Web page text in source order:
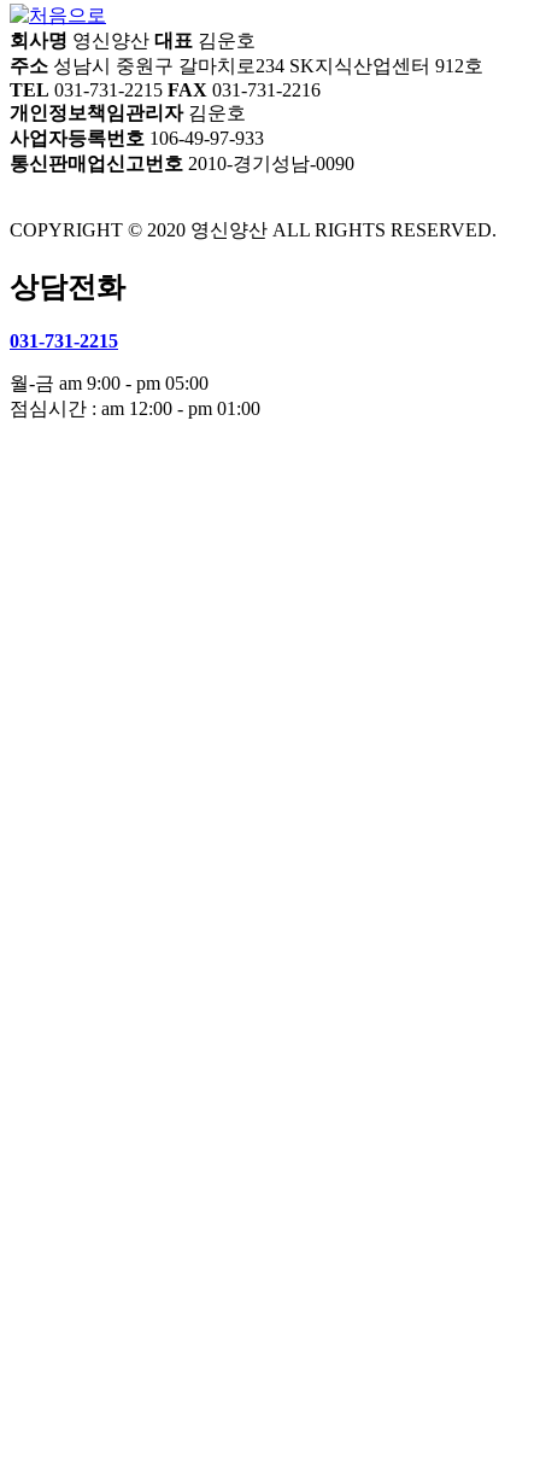
회사명 영신양산 대표 김운호
주소 성남시 중원구 갈마치로234 SK지식산업센터 912호
TEL 031-731-2215 FAX 031-731-2216
개인정보책임관리자김운호
사업자등록번호 106-49-97-933
통신판매업신고번호 2010-경기성남-0090
COPYRIGHT © 2020 영신양산 ALL RIGHTS RESERVED.
상담전화
031-731-2215
월-금 am 9:00 - pm 05:00
점심시간 : am 12:00 - pm 01:00